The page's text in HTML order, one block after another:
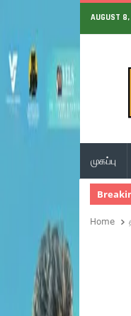
AUGUST
முகப்பு
Home